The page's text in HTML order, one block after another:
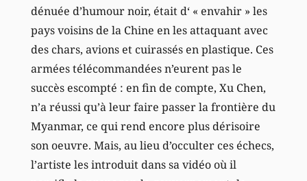
dénuée d’humour noir, était d‘ « envahir » les
pays voisins de la Chine en les attaquant avec
des chars, avions et cuirassés en plastique. Ces
armées télécommandées n’eurent pas le
succès escompté : en fin de compte, Xu Chen,
n’a réussi qu’à leur faire passer la frontière du
Myanmar, ce qui rend encore plus dérisoire
son oeuvre. Mais, au lieu d’occulter ces échecs,
l’artiste les introduit dans sa vidéo où il